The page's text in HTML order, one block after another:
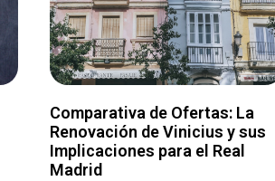
Comparativa de Ofertas: La
Renovación de Vinicius y sus
Implicaciones para el Real
Madrid